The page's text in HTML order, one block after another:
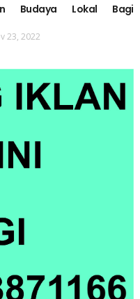
Budaya Lokal Bagi
23, 2022